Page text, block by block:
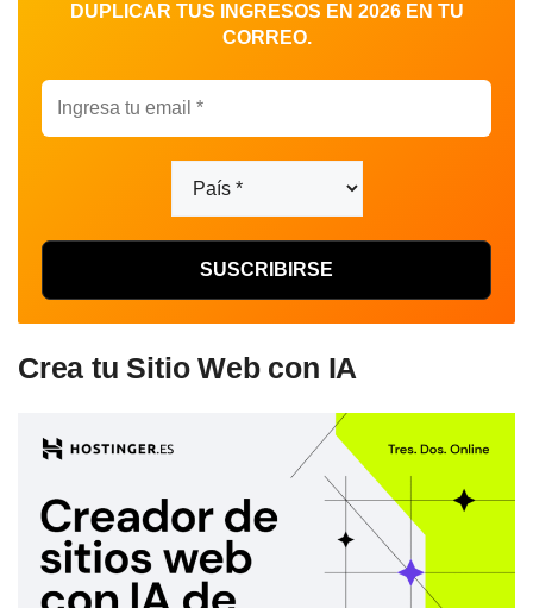
DUPLICAR TUS INGRESOS EN 2026 EN TU
CORREO.
Crea tu Sitio Web con IA